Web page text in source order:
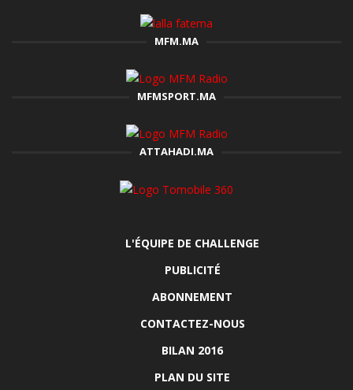
MFM.MA
MFMSPORT.MA
ATTAHADI.MA
L'ÉQUIPE DE CHALLENGE
PUBLICITÉ
ABONNEMENT
CONTACTEZ-NOUS
BILAN 2016
PLAN DU SITE